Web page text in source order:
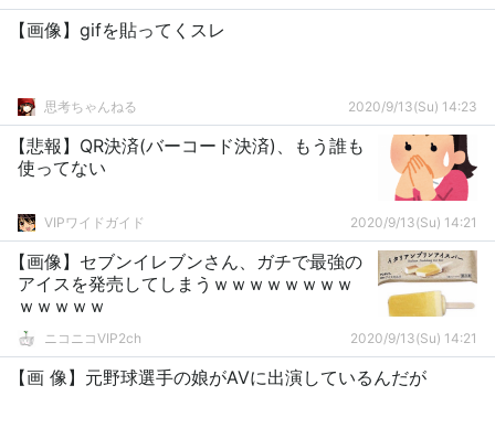
【画像】gifを貼ってくスレ
思考ちゃんねる 2020/9/13(Su) 14:23
【悲報】QR決済(バーコード決済)、もう誰も
使ってない
VIPワイドガイド 2020/9/13(Su) 14:21
【画像】セブンイレブンさん、ガチで最強の
アイスを発売してしまうｗｗｗｗｗｗｗｗ
ｗｗｗｗｗ
ニコニコVIP2ch 2020/9/13(Su) 14:21
【画 像】元野球選手の娘がAVに出演しているんだが